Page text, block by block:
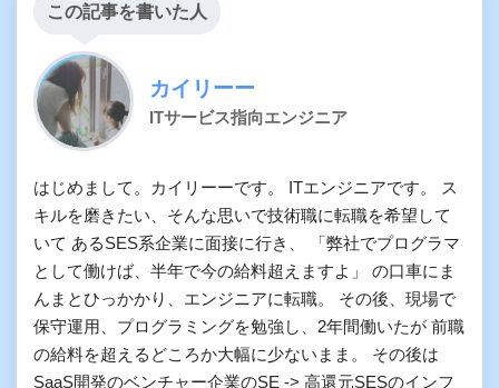
この記事を書いた人
カイリーー
ITサービス指向エンジニア
はじめまして。カイリーーです。 ITエンジニアです。 ス
キルを磨きたい、そんな思いで技術職に転職を希望して
いて あるSES系企業に面接に行き、 「弊社でプログラマ
として働けば、半年で今の給料超えますよ」 の口車にま
んまとひっかかり、エンジニアに転職。 その後、現場で
保守運用、プログラミングを勉強し、2年間働いたが 前職
の給料を超えるどころか大幅に少ないまま。 その後は
SaaS開発のベンチャー企業のSE -> 高還元SESのインフ